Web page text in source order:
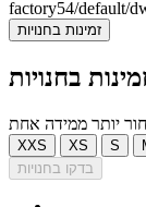
זמינות בחנויות
בחנויות
יותר ממידה אחת
XXS XS S
בדקו בחנויות